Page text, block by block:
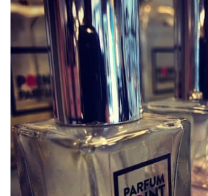
Parfumpoint Refill